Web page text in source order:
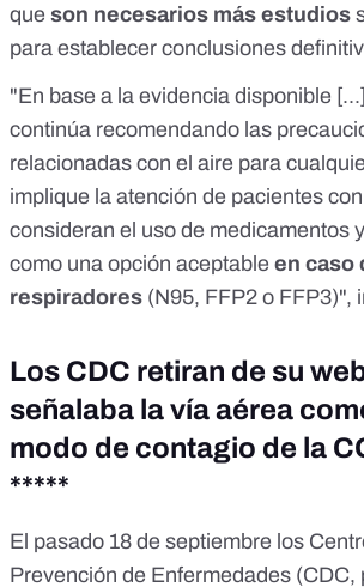
que son necesarios más estudios
para establecer conclusiones
"En base a la evidencia disponible
continúa recomendando las
relacionadas con el aire para
implique la atención de pacientes
consideran el uso de medicamentos y
como una opción aceptable en caso
respiradores (N95, FFP2 o FFP3)",
Los CDC retiran de su
señalaba la vía aérea
modo de contagio de la
*****
El pasado 18 de septiembre los
Prevención de Enfermedades (CDC,